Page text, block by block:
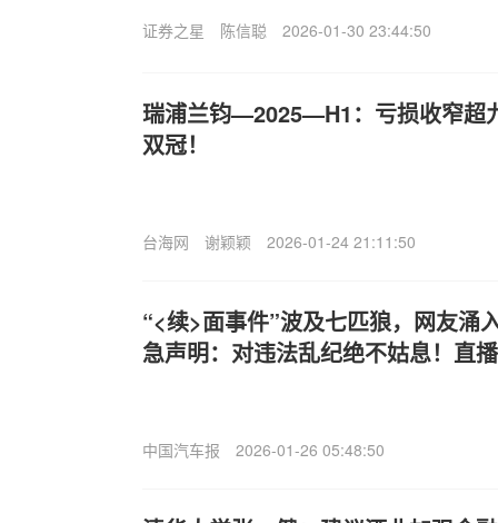
证券之星 陈信聪 2026-01-30 23:44:50
瑞浦兰钧—2025—H1：亏损收窄超
双冠！
台海网 谢颖颖 2026-01-24 21:11:50
“<续>面事件”波及七匹狼，网友涌
急声明：对违法乱纪绝不姑息！直
中国汽车报 2026-01-26 05:48:50